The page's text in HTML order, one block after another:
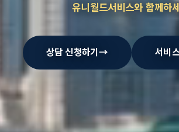
유니월드서비스와 함께하
상담 신청하기 → 서비